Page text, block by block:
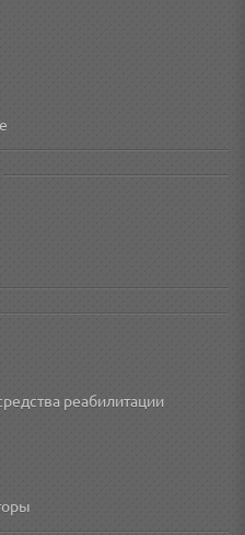
реабилитации